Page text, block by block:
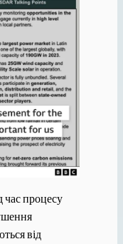
час процесу
від